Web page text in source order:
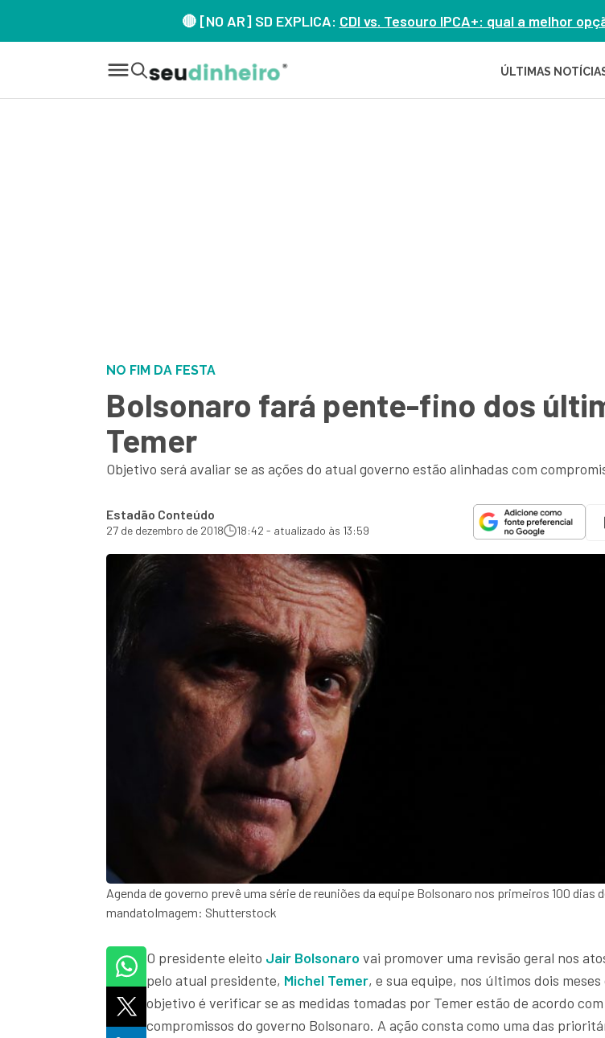
🔴 [NO AR] SD EXPLICA: CDI vs. Tesouro IPCA+: qual a melhor
ÚLTIMAS
NO FIM DA FESTA
Bolsonaro fará pente-fino dos
Temer
Objetivo será avaliar se as ações do atual governo estão alinhadas com
Estadão Conteúdo
27 de dezembro de 2018 18:42 - atualizado às 13:59
Agenda de governo prevê uma série de reuniões da equipe Bolsonaro nos primeiros 100 dias
mandatoImagem: Shutterstock
O presidente eleito Jair Bolsonaro vai promover uma revisão geral nos
pelo atual presidente, Michel Temer, e sua equipe, nos últimos dois
objetivo é verificar se as medidas tomadas por Temer estão de acordo com
compromissos do governo Bolsonaro. A ação consta como uma das